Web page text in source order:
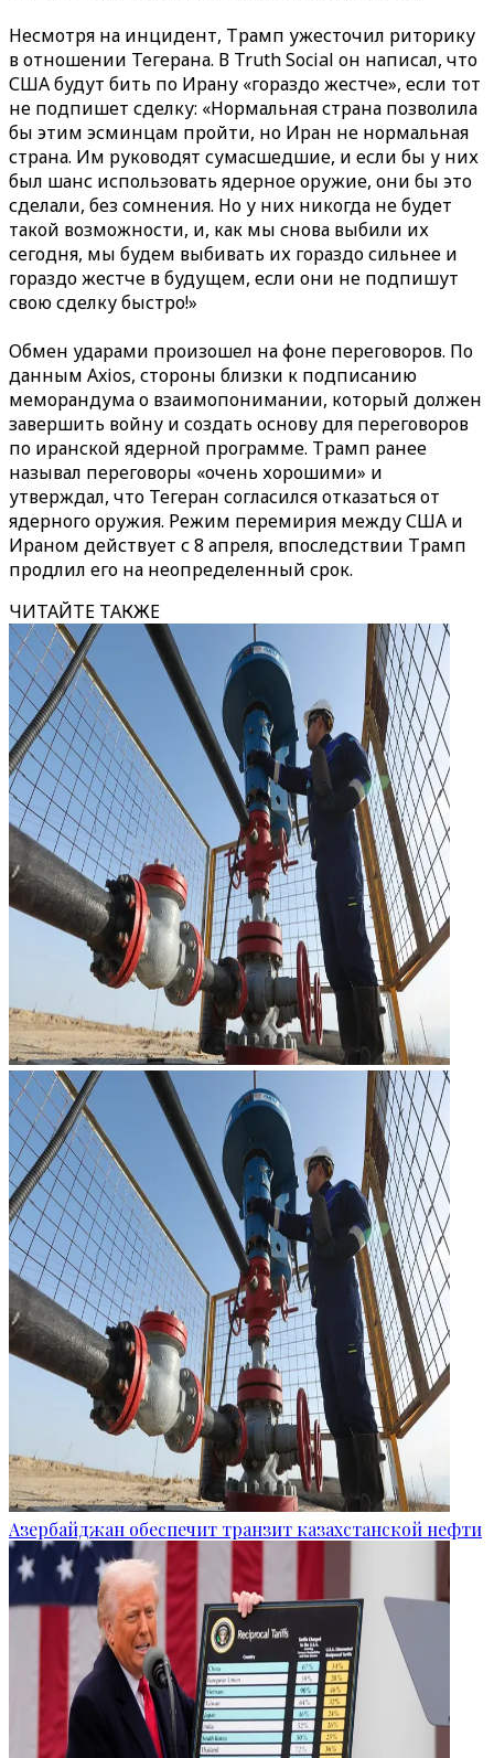
Несмотря на инцидент, Трамп ужесточил риторику
в отношении Тегерана. В Truth Social он написал, что
США будут бить по Ирану «гораздо жестче», если тот
не подпишет сделку: «Нормальная страна позволила
бы этим эсминцам пройти, но Иран не нормальная
страна. Им руководят сумасшедшие, и если бы у них
был шанс использовать ядерное оружие, они бы это
сделали, без сомнения. Но у них никогда не будет
такой возможности, и, как мы снова выбили их
сегодня, мы будем выбивать их гораздо сильнее и
гораздо жестче в будущем, если они не подпишут
свою сделку быстро!»
Обмен ударами произошел на фоне переговоров. По
данным Axios, стороны близки к подписанию
меморандума о взаимопонимании, который должен
завершить войну и создать основу для переговоров
по иранской ядерной программе. Трамп ранее
называл переговоры «очень хорошими» и
утверждал, что Тегеран согласился отказаться от
ядерного оружия. Режим перемирия между США и
Ираном действует с 8 апреля, впоследствии Трамп
продлил его на неопределенный срок.
ЧИТАЙТЕ ТАКЖЕ
Азербайджан обеспечит транзит казахстанской нефти